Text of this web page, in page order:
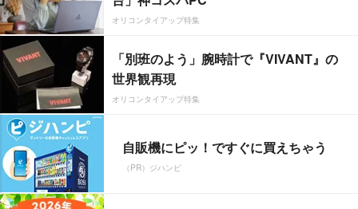
オリコンタイアップ特集
「別班のよう」腕時計で『VIVANT』の
世界観再現
オリコンタイアップ特集
自販機にピッ！ですぐに買えちゃう
（PR）ジハンピ